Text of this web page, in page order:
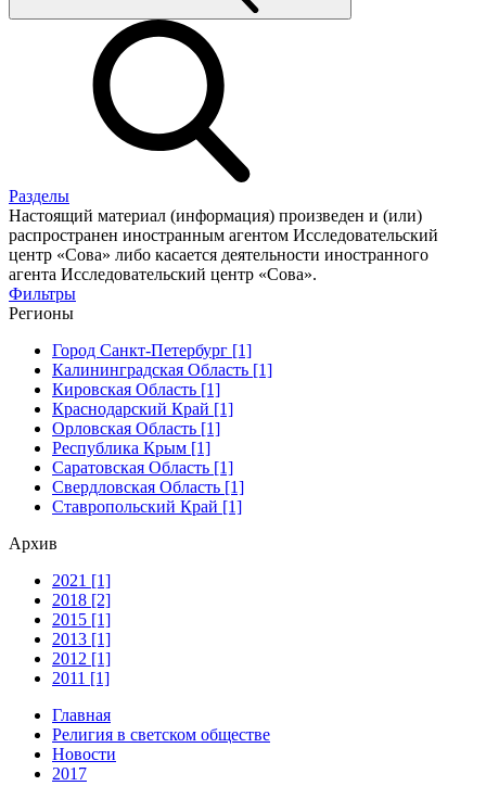
Разделы
Настоящий материал (информация) произведен и (или)
распространен иностранным агентом Исследовательский
центр «Сова» либо касается деятельности иностранного
агента Исследовательский центр «Сова».
Фильтры
Регионы
Город Санкт-Петербург [1]
Калининградская Область [1]
Кировская Область [1]
Краснодарский Край [1]
Орловская Область [1]
Республика Крым [1]
Саратовская Область [1]
Свердловская Область [1]
Ставропольский Край [1]
Архив
2021 [1]
2018 [2]
2015 [1]
2013 [1]
2012 [1]
2011 [1]
Главная
Религия в светском обществе
Новости
2017